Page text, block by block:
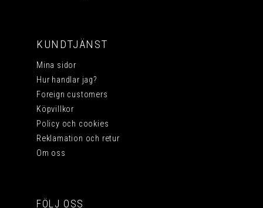
KUNDTJÄNST
Mina sidor
Hur handlar jag?
Foreign customers
Köpvillkor
Policy och cookies
Reklamation och retur
Om oss
FÖLJ OSS